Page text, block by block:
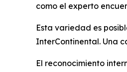
como el experto
Esta variedad es
InterContinental. Una
El reconocimiento